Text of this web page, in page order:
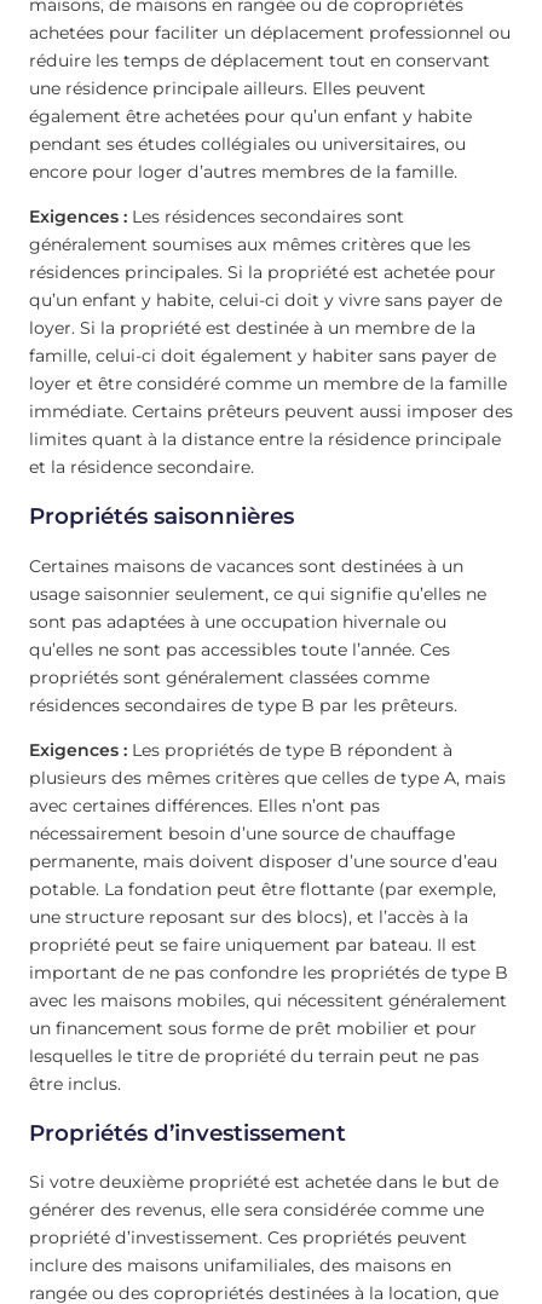
maisons, de maisons en rangée ou de copropriétés
achetées pour faciliter un déplacement professionnel ou
réduire les temps de déplacement tout en conservant
une résidence principale ailleurs. Elles peuvent
également être achetées pour qu’un enfant y habite
pendant ses études collégiales ou universitaires, ou
encore pour loger d’autres membres de la famille.
Exigences : Les résidences secondaires sont
généralement soumises aux mêmes critères que les
résidences principales. Si la propriété est achetée pour
qu’un enfant y habite, celui-ci doit y vivre sans payer de
loyer. Si la propriété est destinée à un membre de la
famille, celui-ci doit également y habiter sans payer de
loyer et être considéré comme un membre de la famille
immédiate. Certains prêteurs peuvent aussi imposer des
limites quant à la distance entre la résidence principale
et la résidence secondaire.
Propriétés saisonnières
Certaines maisons de vacances sont destinées à un
usage saisonnier seulement, ce qui signifie qu’elles ne
sont pas adaptées à une occupation hivernale ou
qu’elles ne sont pas accessibles toute l’année. Ces
propriétés sont généralement classées comme
résidences secondaires de type B par les prêteurs.
Exigences : Les propriétés de type B répondent à
plusieurs des mêmes critères que celles de type A, mais
avec certaines différences. Elles n’ont pas
nécessairement besoin d’une source de chauffage
permanente, mais doivent disposer d’une source d’eau
potable. La fondation peut être flottante (par exemple,
une structure reposant sur des blocs), et l’accès à la
propriété peut se faire uniquement par bateau. Il est
important de ne pas confondre les propriétés de type B
avec les maisons mobiles, qui nécessitent généralement
un financement sous forme de prêt mobilier et pour
lesquelles le titre de propriété du terrain peut ne pas
être inclus.
Propriétés d’investissement
Si votre deuxième propriété est achetée dans le but de
générer des revenus, elle sera considérée comme une
propriété d’investissement. Ces propriétés peuvent
inclure des maisons unifamiliales, des maisons en
rangée ou des copropriétés destinées à la location, que